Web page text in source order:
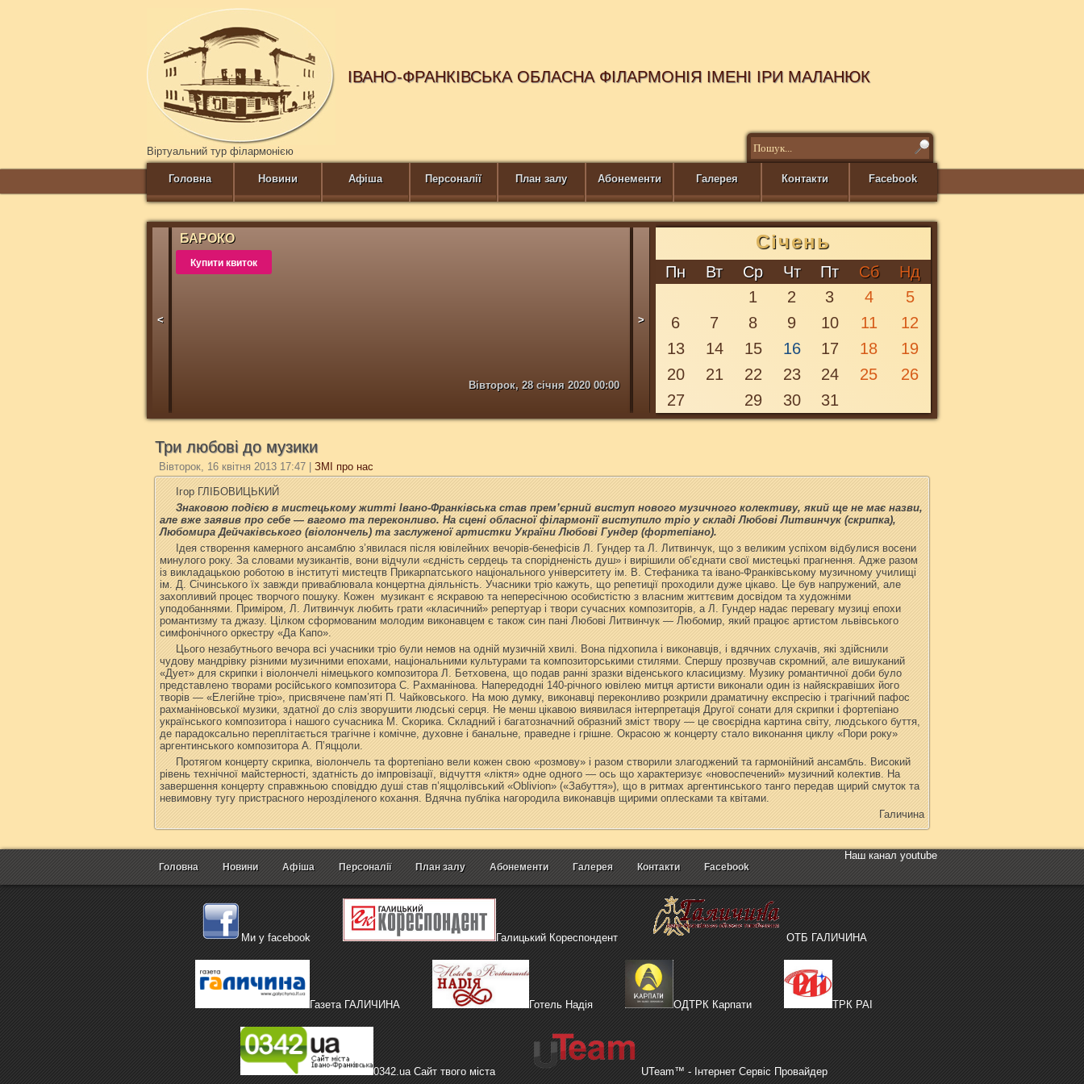
ІВАНО-ФРАНКІВСЬКА ОБЛАСНА ФІЛАРМОНІЯ ІМЕНІ ІРИ МАЛАНЮК
Віртуальний тур філармонією
Головна Новини Афіша Персоналії План залу Абонементи Галерея Контакти Facebook
<
БАРОКО
Купити квиток
Вівторок, 28 січня 2020 00:00
>
Січень
Пн Вт Ср Чт Пт Сб
Нд
1
2 3 4
5
6
7 8 9 10 11
12
13
14 15 16 17 18
19
20
21 22 23 24 25
26
27
29 30 31
Три любові до музики
Вівторок, 16 квітня 2013 17:47 ЗМІ про нас
Ігор ГЛІБОВИЦЬКИЙ
Знаковою подією в мистецькому житті Івано-Франківська став прем’єрний виступ нового музичного колективу, який ще не має назви,
але вже заявив про себе — вагомо та переконливо. На сцені обласної філармонії виступило тріо у складі Любові Литвинчук (скрипка),
Любомира Дейчаківського (віолончель) та заслуженої артистки України Любові Гундер (фортепіано).
Ідея створення камерного ансамблю з’явилася після ювілейних вечорів-бенефісів Л. Гундер та Л. Литвинчук, що з великим успіхом відбулися восени
минулого року. За словами музикантів, вони відчули «єдність сердець та спорідненість душ» і вирішили об’єднати свої мистецькі прагнення. Адже разом
із викладацькою роботою в інституті мистецтв Прикарпатського національного університету ім. В. Стефаника та івано-Франківському музичному училищі
ім. Д. Січинського їх завжди приваблювала концертна діяльність. Учасники тріо кажуть, що репетиції проходили дуже цікаво. Це був напружений, але
захопливий процес творчого пошуку. Кожен музикант є яскравою та непересічною особистістю з власним життєвим досвідом та художніми
уподобаннями. Приміром, Л. Литвинчук любить грати «класичний» репертуар і твори сучасних композиторів, а Л. Гундер надає перевагу музиці епохи
романтизму та джазу. Цілком сформованим молодим виконавцем є також син пані Любові Литвинчук — Любомир, який працює артистом львівського
симфонічного оркестру «Да Капо».
Цього незабутнього вечора всі учасники тріо були немов на одній музичній хвилі. Вона підхопила і виконавців, і вдячних слухачів, які здійснили
чудову мандрівку різними музичними епохами, національними культурами та композиторськими стилями. Спершу прозвучав скромний, але вишуканий
«Дует» для скрипки і віолончелі німецького композитора Л. Бетховена, що подав ранні зразки віденського класицизму. Музику романтичної доби було
представлено творами російського композитора С. Рахманінова. Напередодні 140-річного ювілею митця артисти виконали один із найяскравіших його
творів — «Елегійне тріо», присвячене пам’яті П. Чайковського. На мою думку, виконавці переконливо розкрили драматичну експресію і трагічний пафос
рахманіновської музики, здатної до сліз зворушити людські серця. Не менш цікавою виявилася інтерпретація Другої сонати для скрипки і фортепіано
українського композитора і нашого сучасника М. Скорика. Складний і багатозначний образний зміст твору — це своєрідна картина світу, людського буття,
де парадоксально переплітається трагічне і комічне, духовне і банальне, праведне і грішне. Окрасою ж концерту стало виконання циклу «Пори року»
аргентинського композитора А. П’яццоли.
Протягом концерту скрипка, віолончель та фортепіано вели кожен свою «розмову» і разом створили злагоджений та гармонійний ансамбль. Високий
рівень технічної майстерності, здатність до імпровізації, відчуття «ліктя» одне одного — ось що характеризує «новоспечений» музичний колектив. На
завершення концерту справжньою сповіддю душі став п’яццолівський «Oblivion» («Забуття»), що в ритмах аргентинського танго передав щирий смуток та
невимовну тугу пристрасного нерозділеного кохання. Вдячна публіка нагородила виконавців щирими оплесками та квітами.
Галичина
Головна Новини Афіша Персоналії План залу Абонементи Галерея Контакти Facebook
Наш канал youtube
Ми у facebook Галицький Кореспондент ОТБ ГАЛИЧИНА
Газета ГАЛИЧИНА Готель Надія ОДТРК Карпати ТРК РАІ
0342.ua Сайт твого міста UTeam™ - Інтернет Сервіс Провайдер